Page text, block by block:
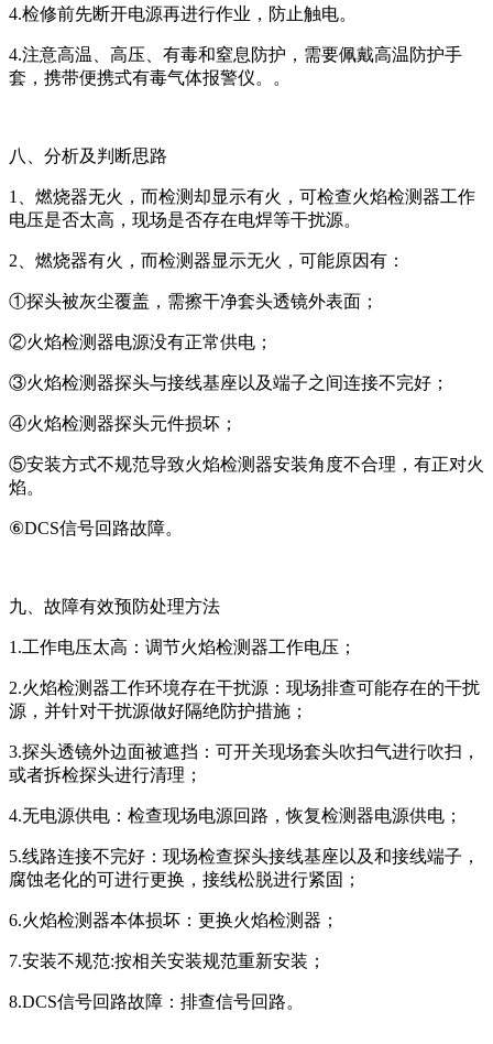
4.检修前先断开电源再进行作业，防止触电。
4.注意高温、高压、有毒和窒息防护，需要佩戴高温防护手
套，携带便携式有毒气体报警仪。。
八、分析及判断思路
1、燃烧器无火，而检测却显示有火，可检查火焰检测器工作
电压是否太高，现场是否存在电焊等干扰源。
2、燃烧器有火，而检测器显示无火，可能原因有：
①探头被灰尘覆盖，需擦干净套头透镜外表面；
②火焰检测器电源没有正常供电；
③火焰检测器探头与接线基座以及端子之间连接不完好；
④火焰检测器探头元件损坏；
⑤安装方式不规范导致火焰检测器安装角度不合理，有正对火
焰。
⑥DCS信号回路故障。
九、故障有效预防处理方法
1.工作电压太高：调节火焰检测器工作电压；
2.火焰检测器工作环境存在干扰源：现场排查可能存在的干扰
源，并针对干扰源做好隔绝防护措施；
3.探头透镜外边面被遮挡：可开关现场套头吹扫气进行吹扫，
或者拆检探头进行清理；
4.无电源供电：检查现场电源回路，恢复检测器电源供电；
5.线路连接不完好：现场检查探头接线基座以及和接线端子，
腐蚀老化的可进行更换，接线松脱进行紧固；
6.火焰检测器本体损坏：更换火焰检测器；
7.安装不规范:按相关安装规范重新安装；
8.DCS信号回路故障：排查信号回路。